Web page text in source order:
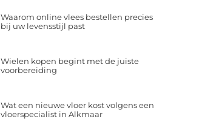
Waarom online vlees bestellen precies
bij uw levensstijl past
Wielen kopen begint met de juiste
voorbereiding
Wat een nieuwe vloer kost volgens een
vloerspecialist in Alkmaar